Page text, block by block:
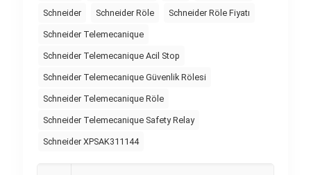
Schneider Schneider Röle Schneider Röle Fiyatı
Schneider Telemecanique
Schneider Telemecanique Acil Stop
Schneider Telemecanique Güvenlik Rölesi
Schneider Telemecanique Röle
Schneider Telemecanique Safety Relay
Schneider XPSAK311144